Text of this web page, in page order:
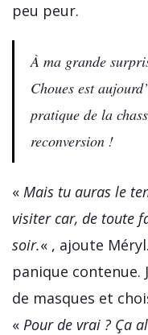
peu peur.
À ma grande
Choues est
pratique de la
reconversion !
« Mais tu auras le
visiter car, de toute
soir.« , ajoute
panique contenue.
de masques et
« Pour de vrai ? Ça